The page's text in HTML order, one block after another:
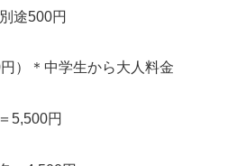
途500円
）＊中学生から大人料金
5,500円